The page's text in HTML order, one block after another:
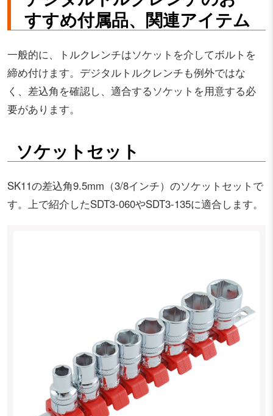
すすめ付属品、関連アイテム
一般的に、トルクレンチはソケットを介してボルトを
締め付けます。デジタルトルクレンチも例外ではな
く、差込角を確認し、適合するソケットを用意する必
要があります。
ソケットセット
SK11の差込角9.5mm（3/8インチ）のソケットセットで
す。上で紹介したSDT3-060やSDT3-135に適合します。